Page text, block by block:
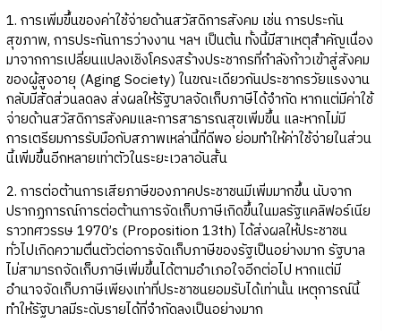
1. การเพิ่มขึ้นของค่าใช้จ่ายด้านสวัสดิการสังคม เช่น การประกัน
สุขภาพ, การประกันการว่างงาน ฯลฯ เป็นต้น ทั้งนี้มีสาเหตุสำคัญเนื่อง
มาจากการเปลี่ยนแปลงเชิงโครงสร้างประชากรที่กำลังก้าวเข้าสู่สังคม
ของผู้สูงอายุ (Aging Society) ในขณะเดียวกันประชากรวัยแรงงาน
กลับมีสัดส่วนลดลง ส่งผลให้รัฐบาลจัดเก็บภาษีได้จำกัด หากแต่มีค่าใช้
จ่ายด้านสวัสดิการสังคมและการสาธารณสุขเพิ่มขึ้น และหากไม่มี
การเตรียมการรับมือกับสภาพเหล่านี้ที่ดีพอ ย่อมทำให้ค่าใช้จ่ายในส่วน
นี้เพิ่มขึ้นอีกหลายเท่าตัวในระยะเวลาอันสั้น
2. การต่อต้านการเสียภาษีของภาคประชาชนมีเพิ่มมากขึ้น นับจาก
ปรากฏการณ์การต่อต้านการจัดเก็บภาษีเกิดขึ้นในมลรัฐแคลิฟอร์เนีย
ราวทศวรรษ 1970’s (Proposition 13th) ได้ส่งผลให้ประชาชน
ทั่วไปเกิดความตื่นตัวต่อการจัดเก็บภาษีของรัฐเป็นอย่างมาก รัฐบาล
ไม่สามารถจัดเก็บภาษีเพิ่มขึ้นได้ตามอำเภอใจอีกต่อไป หากแต่มี
อำนาจจัดเก็บภาษีเพียงเท่าที่ประชาชนยอมรับได้เท่านั้น เหตุการณ์นี้
ทำให้รัฐบาลมีระดับรายได้ที่จำกัดลงเป็นอย่างมาก